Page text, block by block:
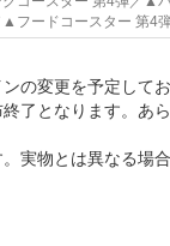
▲フードコースター 第4
の変更を予定してお
了となります。あ
実物とは異なる場合